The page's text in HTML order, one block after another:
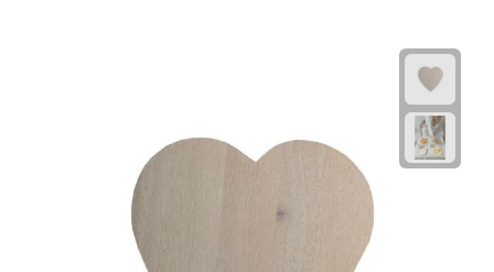
Auto telefoonhouders